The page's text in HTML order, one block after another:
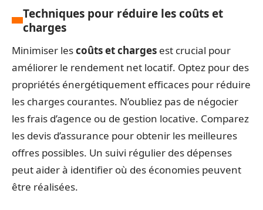
Techniques pour réduire les coûts et
charges
Minimiser lescoûts et charges est crucial pour
améliorer le rendement net locatif. Optez pour des
propriétés énergétiquement efficaces pour réduire
les charges courantes. N’oubliez pas de négocier
les frais d’agence ou de gestion locative. Comparez
les devis d’assurance pour obtenir les meilleures
offres possibles. Un suivi régulier des dépenses
peut aider à identifier où des économies peuvent
être réalisées.